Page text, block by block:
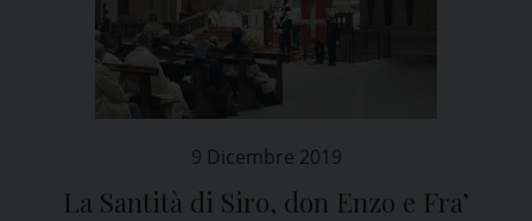
9 Dicembre 2019
La Santità di Siro, don Enzo e Fra’